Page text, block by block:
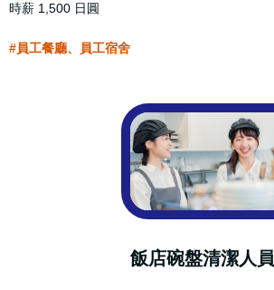
時薪 1,500 日圓
#員工餐廳、員工宿舍
飯店碗盤清潔人員